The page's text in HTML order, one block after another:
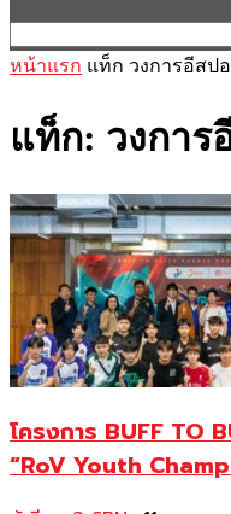
หน้าแรก แท็ก วงการอีสป
แท็ก: วงการ
โครงการ BUFF TO
“RoV Youth